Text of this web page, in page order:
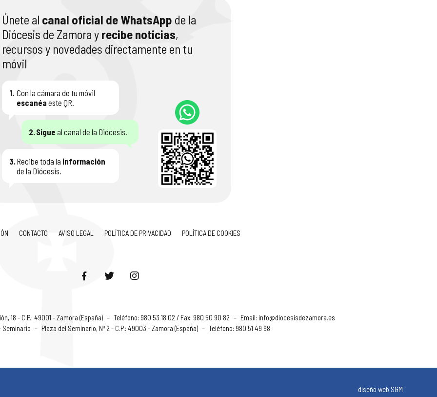
Únete al canal oficial de WhatsApp de la
Diócesis de Zamora y recibe noticias,
recursos y novedades directamente en tu
móvil
1. Con la cámara de tu móvil
escanéa este QR.
2.Sigue al canal de la Diócesis.
3.Recibe toda la información
de la Diócesis.
CONTACTO AVISO LEGAL POLÍTICA DE PRIVACIDAD POLÍTICA DE COOKIES
18 - C.P.: 49001 - Zamora (España) – Teléfono: 980 53 18 02 / Fax: 980 50 90 82 – Email: info@diocesisdezamora.es
Seminario – Plaza del Seminario, Nº 2 - C.P.: 49003 - Zamora (España) – Teléfono: 980 51 49 98
diseño web SGM